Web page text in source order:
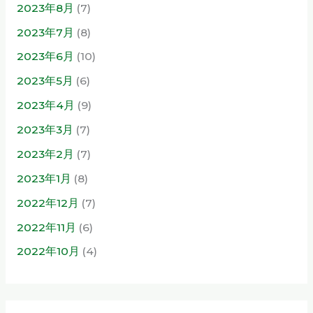
2023年8月 (7)
2023年7月 (8)
2023年6月 (10)
2023年5月 (6)
2023年4月 (9)
2023年3月 (7)
2023年2月 (7)
2023年1月 (8)
2022年12月 (7)
2022年11月 (6)
2022年10月 (4)